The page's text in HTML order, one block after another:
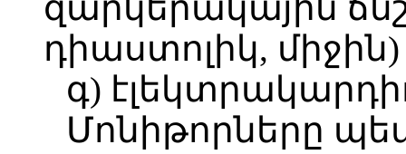
զարկերակային
դիաստոլիկ, միջին)
գ)
Մոնիթորները